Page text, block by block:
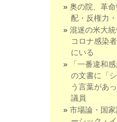
奥の院、革
配・反権力
混迷の米大統
コロナ感染
にいる
「一番違和
の文書に「
う言葉があ
議員
市場論・国